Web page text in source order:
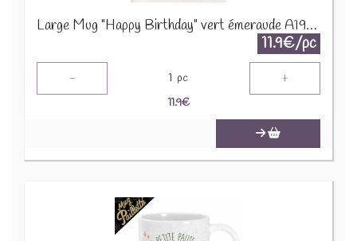
Large Mug "Happy Birthday" vert émeraude A195724
11.9€/pc
- 1 pc +
11.9€